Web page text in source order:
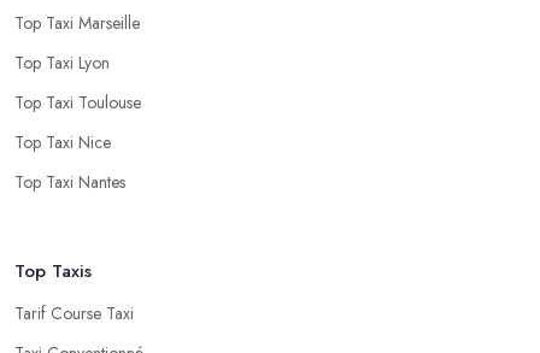
Top Taxi Marseille
Top Taxi Lyon
Top Taxi Toulouse
Top Taxi Nice
Top Taxi Nantes
Top Taxis
Tarif Course Taxi